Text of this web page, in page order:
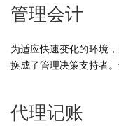
管理会计
为适应快速变化的环境
换成了管理决策支持者
代理记账